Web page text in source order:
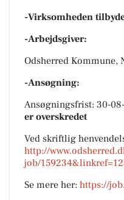
-Virksomheden
-Arbejdsgiver:
Odsherred Kommune,
-Ansøgning:
Ansøgningsfrist: 30-
er overskredet
Ved skriftlig
http://
job/
Se mere her: https://